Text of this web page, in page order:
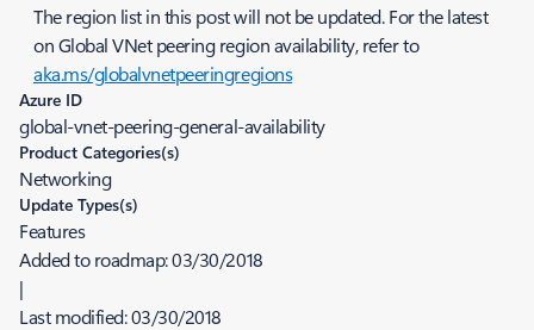
The region list in this post will not be updated. For the latest
on Global VNet peering region availability, refer to
aka.ms/globalvnetpeeringregions
Azure ID
global-vnet-peering-general-availability
Product Categories(s)
Networking
Update Types(s)
Features
Added to roadmap:03/30/2018
|
Last modified:03/30/2018